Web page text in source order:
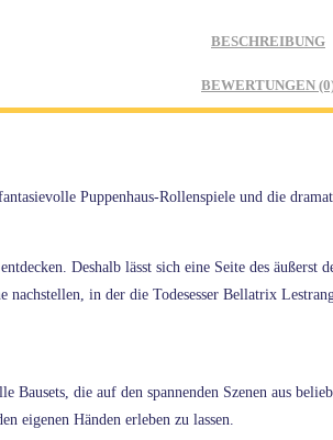
BESCHREIBUNG
BEWERTUNGEN
Puppenhaus-Rollenspiele und die
Deshalb lässt sich eine Seite des
in der die Todesesser Bellatrix
die auf den spannenden Szenen aus
eigenen Händen erleben zu lassen.